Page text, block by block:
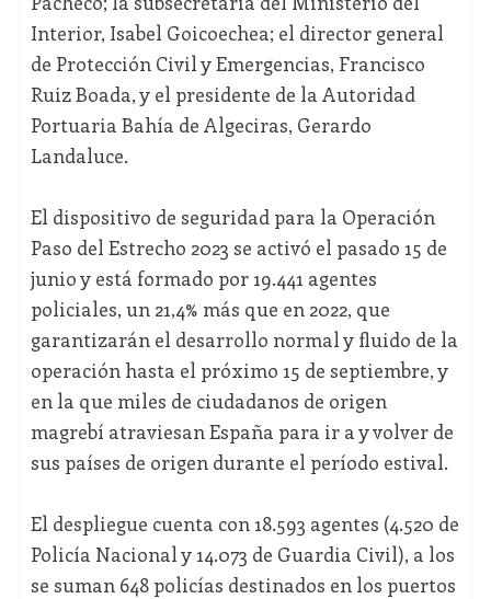
Interior, Isabel Goicoechea; el director general
de Protección Civil y Emergencias, Francisco
Ruiz Boada, y el presidente de la Autoridad
Portuaria Bahía de Algeciras, Gerardo
Landaluce.
El dispositivo de seguridad para la Operación
Paso del Estrecho 2023 se activó el pasado 15 de
junio y está formado por 19.441 agentes
policiales, un 21,4% más que en 2022, que
garantizarán el desarrollo normal y fluido de la
operación hasta el próximo 15 de septiembre, y
en la que miles de ciudadanos de origen
magrebí atraviesan España para ir a y volver de
sus países de origen durante el período estival.
El despliegue cuenta con 18.593 agentes (4.520 de
Policía Nacional y 14.073 de Guardia Civil), a los
se suman 648 policías destinados en los puertos